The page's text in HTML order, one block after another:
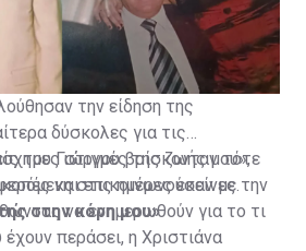
την είδηση της
δύσκολες για τις
του Γιώργου βρίσκονταν τότε
και επικοινωνούσαν με την
να ενημερωθούν για το τι
στιγμές της ζωής μου»,
στις ημέρες εκείνες.
στην κόρη μου»
περάσει, η Χριστιάνα